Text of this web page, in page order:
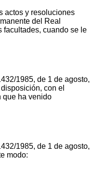
actos y resoluciones
del Real
facultades, cuando se le
1985, de 1 de agosto,
con el
que ha venido
1985, de 1 de agosto,
modo: